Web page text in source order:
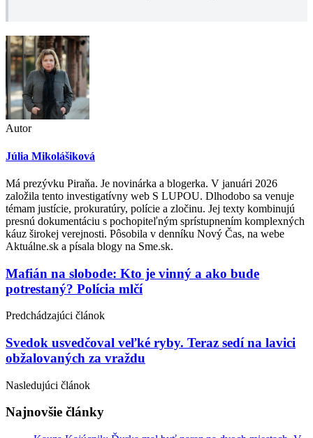
Autor
Júlia Mikolášiková
Má prezývku Piraňa. Je novinárka a blogerka. V januári 2026
založila tento investigatívny web S LUPOU. Dlhodobo sa venuje
témam justície, prokuratúry, polície a zločinu. Jej texty kombinujú
presnú dokumentáciu s pochopiteľným sprístupnením komplexných
káuz širokej verejnosti. Pôsobila v denníku Nový Čas, na webe
Aktuálne.sk a písala blogy na Sme.sk.
Post
navigation
Mafián na slobode: Kto je vinný a ako bude
potrestaný? Polícia mlčí
Predchádzajúci článok
Svedok usvedčoval veľké ryby. Teraz sedí na lavici
obžalovaných za vraždu
Nasledujúci článok
Najnovšie články